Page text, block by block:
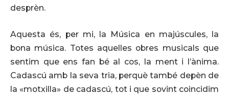
desprèn.
Aquesta és, per mi, la Música en majúscules, la
bona música. Totes aquelles obres musicals que
sentim que ens fan bé al cos, la ment i l’ànima.
Cadascú amb la seva tria, perquè també depèn de
la «motxilla» de cadascú, tot i que sovint coincidim